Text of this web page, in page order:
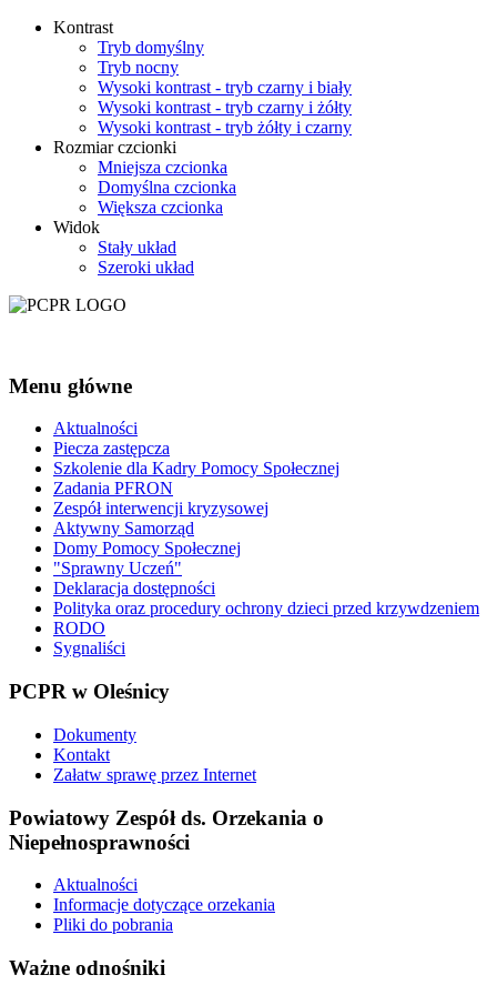
Kontrast
Tryb domyślny
Tryb nocny
Wysoki kontrast - tryb czarny i biały
Wysoki kontrast - tryb czarny i żółty
Wysoki kontrast - tryb żółty i czarny
Rozmiar czcionki
Mniejsza czcionka
Domyślna czcionka
Większa czcionka
Widok
Stały układ
Szeroki układ
Menu główne
Aktualności
Piecza zastępcza
Szkolenie dla Kadry Pomocy Społecznej
Zadania PFRON
Zespół interwencji kryzysowej
Aktywny Samorząd
Domy Pomocy Społecznej
"Sprawny Uczeń"
Deklaracja dostępności
Polityka oraz procedury ochrony dzieci przed krzywdzeniem
RODO
Sygnaliści
PCPR w Oleśnicy
Dokumenty
Kontakt
Załatw sprawę przez Internet
Powiatowy Zespół ds. Orzekania o
Niepełnosprawności
Aktualności
Informacje dotyczące orzekania
Pliki do pobrania
Ważne odnośniki